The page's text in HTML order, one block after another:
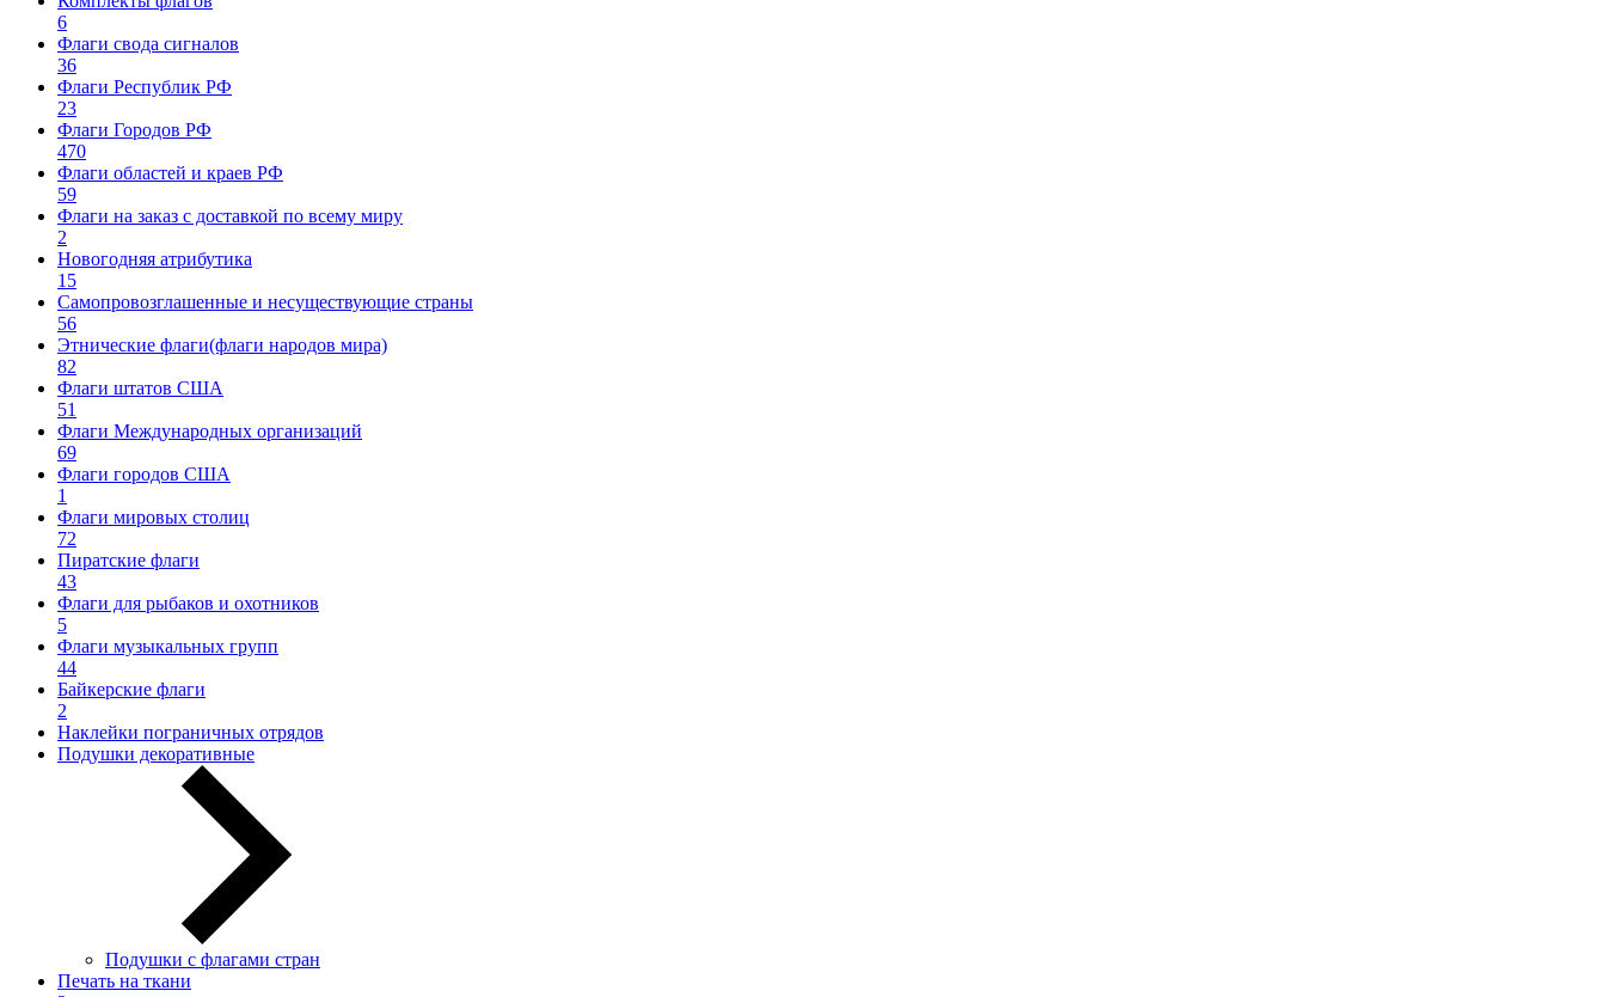
6
Флаги свода сигналов
36
Флаги Республик РФ
23
Флаги Городов РФ
470
Флаги областей и краев РФ
59
Флаги на заказ с доставкой по всему миру
2
Новогодняя атрибутика
15
Самопровозглашенные и несуществующие страны
56
Этнические флаги(флаги народов мира)
82
Флаги штатов США
51
Флаги Международных организаций
69
Флаги городов США
1
Флаги мировых столиц
72
Пиратские флаги
43
Флаги для рыбаков и охотников
5
Флаги музыкальных групп
44
Байкерские флаги
2
Наклейки пограничных отрядов
Подушки декоративные
Подушки с флагами стран
Печать на ткани